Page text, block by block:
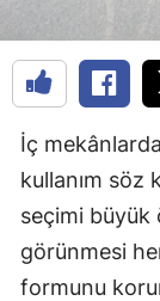
İç
kullanım söz
seçimi büyük
görünmesi
formunu